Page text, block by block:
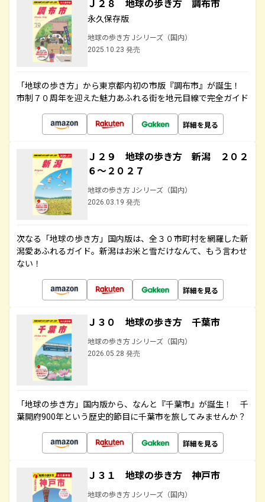
Ｊ２８ 地球の歩き方 調布市
永久保存版
地球の歩き方 Jシリーズ（国内）
2025.10.23 発売
「地球の歩き方」から東京都内初の市版『調布市』が誕生！
市制７０周年を迎えた魅力あふれる街を地元目線で完全ガイド
詳細を見る
Ｊ２９ 地球の歩き方 新潟 ２０２
６～２０２７
地球の歩き方 Jシリーズ（国内）
2026.03.19 発売
次なる「地球の歩き方」国内版は、全３０市町村を網羅した新
潟愛あふれるガイド。新潟はお米と雪だけなんて、もう言わせ
ない！
詳細を見る
Ｊ３０ 地球の歩き方 千葉市
地球の歩き方 Jシリーズ（国内）
2026.05.28 発売
「地球の歩き方」国内版から、なんと『千葉市』が誕生！ 千
葉開府900年という歴史的節目に千葉市を旅してみませんか？
詳細を見る
Ｊ３１ 地球の歩き方 神戸市
地球の歩き方 Jシリーズ（国内）